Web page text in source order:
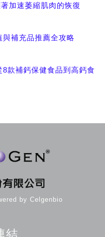
加速萎縮肌肉的恢復
補充品推薦全攻略
款補鈣保健食品到高鈣食
by Celgenbio
結